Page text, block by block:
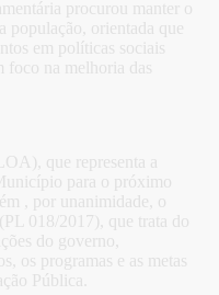
procurou manter o
população, orientada que
em políticas sociais
foco na melhoria das
que representa a
para o próximo
, por unanimidade, o
018/2017), que trata do
do governo,
os programas e as metas
Pública.